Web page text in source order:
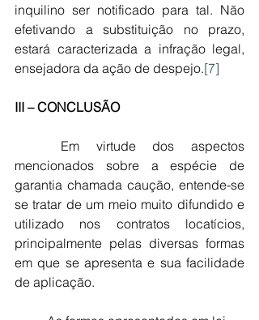
inquilino ser notificado para tal. Não
efetivando a substituição no prazo,
estará caracterizada a infração legal,
ensejadora da ação de despejo.[7]
III – CONCLUSÃO
mencionados sobre a espécie de
garantia chamada caução, entende-se
se tratar de um meio muito difundido e
utilizado nos contratos locatícios,
principalmente pelas diversas formas
em que se apresenta e sua facilidade
de aplicação.